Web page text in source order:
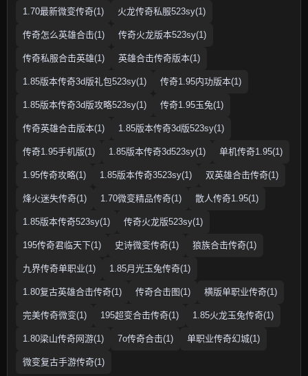
1.70最新微变传奇(1) 火龙传奇私服523sy(1)
传奇怎么英雄合击(1) 传奇火龙版本523sy(1)
传奇私服合击英雄(1) 英雄合击传奇版本(1)
1.85版本传奇3d版礼包523sy(1) 传奇1.95内功版本(1)
1.85版本传奇3d版攻略523sy(1) 传奇1.95玉兔(1)
传奇英雄合击版本(1) 1.85版本传奇3d版523sy(1)
传奇1.95手机版(1) 1.85版本传奇3d523sy(1) 单机传奇1.95(1)
1.95传奇攻略(1) 1.85版本传奇3523sy(1) 双英雄合击传奇(1)
烽火迷失传奇(1) 1.70微变精品传奇(1) 散人传奇1.95(1)
1.85版本传奇523sy(1) 传奇火龙版523sy(1)
195传奇君临天下(1) 史诗微变传奇(1) 狼族合击传奇(1)
九界传奇单职业(1) 1.85月光玉兔传奇(1)
1.80复古英雄合击传奇(1) 传奇合击图(1) 横版单职业传奇(1)
完美传奇微变(1) 195超变合击传奇(1) 1.85火龙玉兔传奇(1)
1.80梁山传奇网游(1) 7o传奇合击(1) 单职业传奇幻城(1)
微变复古手游传奇(1)